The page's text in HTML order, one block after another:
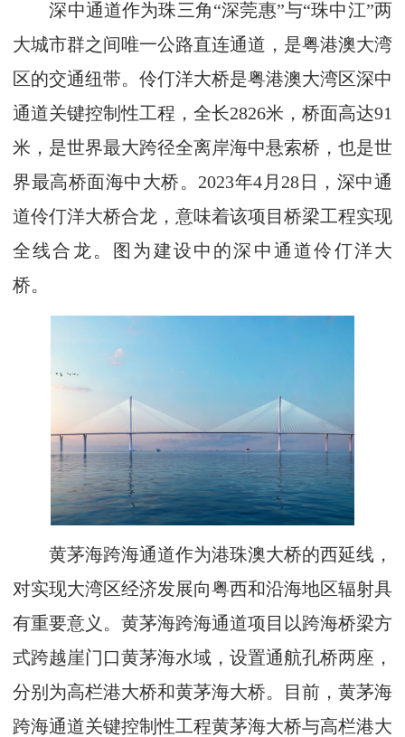
深中通道作为珠三角“深莞惠”与“珠中江”两
大城市群之间唯一公路直连通道，是粤港澳大湾
区的交通纽带。伶仃洋大桥是粤港澳大湾区深中
通道关键控制性工程，全长2826米，桥面高达91
米，是世界最大跨径全离岸海中悬索桥，也是世
界最高桥面海中大桥。2023年4月28日，深中通
道伶仃洋大桥合龙，意味着该项目桥梁工程实现
全线合龙。图为建设中的深中通道伶仃洋大
桥。
黄茅海跨海通道作为港珠澳大桥的西延线，
对实现大湾区经济发展向粤西和沿海地区辐射具
有重要意义。黄茅海跨海通道项目以跨海桥梁方
式跨越崖门口黄茅海水域，设置通航孔桥两座，
分别为高栏港大桥和黄茅海大桥。目前，黄茅海
跨海通道关键控制性工程黄茅海大桥与高栏港大